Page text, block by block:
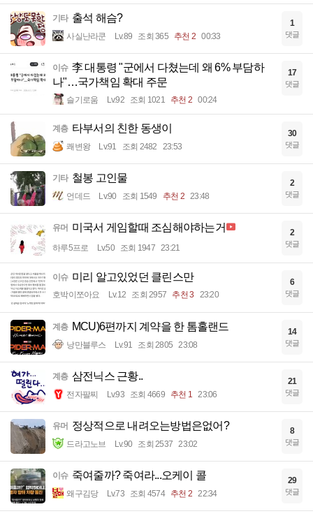
기타 출석 해슴?
사실난라쿤 Lv.89 조회 365 추천 2 00:33
1
댓글
이슈 李 대통령 "군에서 다쳤는데 왜 6% 부담하
나"…국가책임 확대 주문
슬기로움 Lv.92 조회 1021 추천 2 00:24
17
댓글
계층 타부서의 친한 동생이
쾌변왕 Lv.91 조회 2482 23:53
30
댓글
기타 철봉 고인물
언데드 Lv.90 조회 1549 추천 2 23:48
2
댓글
유머 미국서 게임할때 조심해야하는거
하루5프로 Lv.50 조회 1947 23:21
2
댓글
이슈 미리 알고있었던 클린스만
호박이쪼아요 Lv.12 조회 2957 추천 3 23:20
6
댓글
계층 MCU)6편까지 계약을 한 톰홀랜드
낭만블루스 Lv.91 조회 2805 23:08
14
댓글
계층 삼전닉스 근황..
전자팔찌 Lv.93 조회 4669 추천 1 23:06
21
댓글
유머 정상적으로 내려오는방법은없어?
드라고노브 Lv.90 조회 2537 23:02
8
댓글
이슈 죽여줄까? 죽여라...오케이 콜
왜구김당 Lv.73 조회 4574 추천 2 22:34
29
댓글